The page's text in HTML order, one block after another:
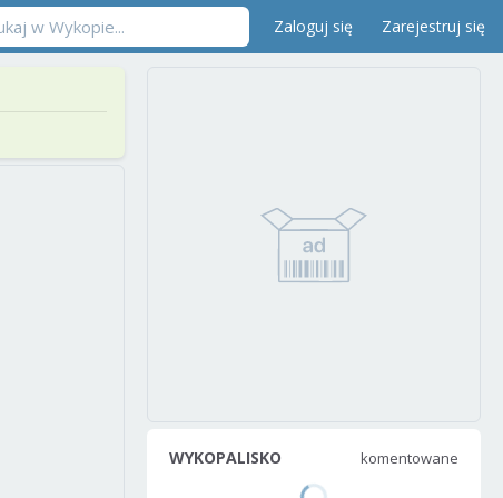
Zaloguj się Zarejestruj się
WYKOPALISKO komentowane